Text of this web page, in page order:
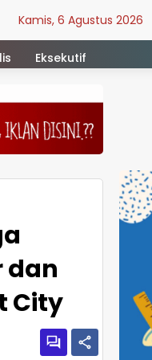
Kamis, 6 Agustus 2026
Eksekutif
dan
City